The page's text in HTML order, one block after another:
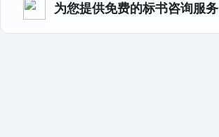
为您提供免费的标书咨询服务